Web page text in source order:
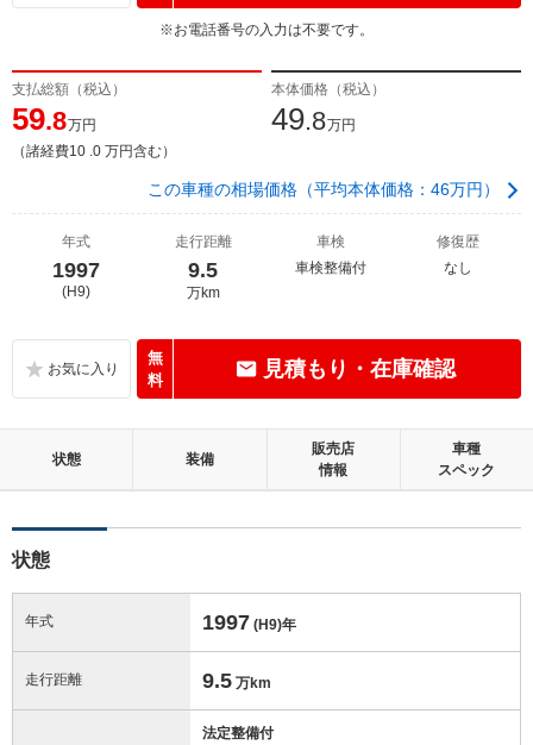
※お電話番号の入力は不要です。
支払総額（税込）
59.8万円
（諸経費10 .0 万円含む）
本体価格（税込）
49.8万円
この車種の相場価格（平均本体価格：46万円）
年式
1997
(H9)
走行距離
9.5
万km
車検
車検整備付
修復歴
なし
無
料
見積もり・在庫確認
状態 装備
販売店
情報
車種
スペック
状態
年式 1997 (H9)年
走行距離 9.5 万km
法定整備付